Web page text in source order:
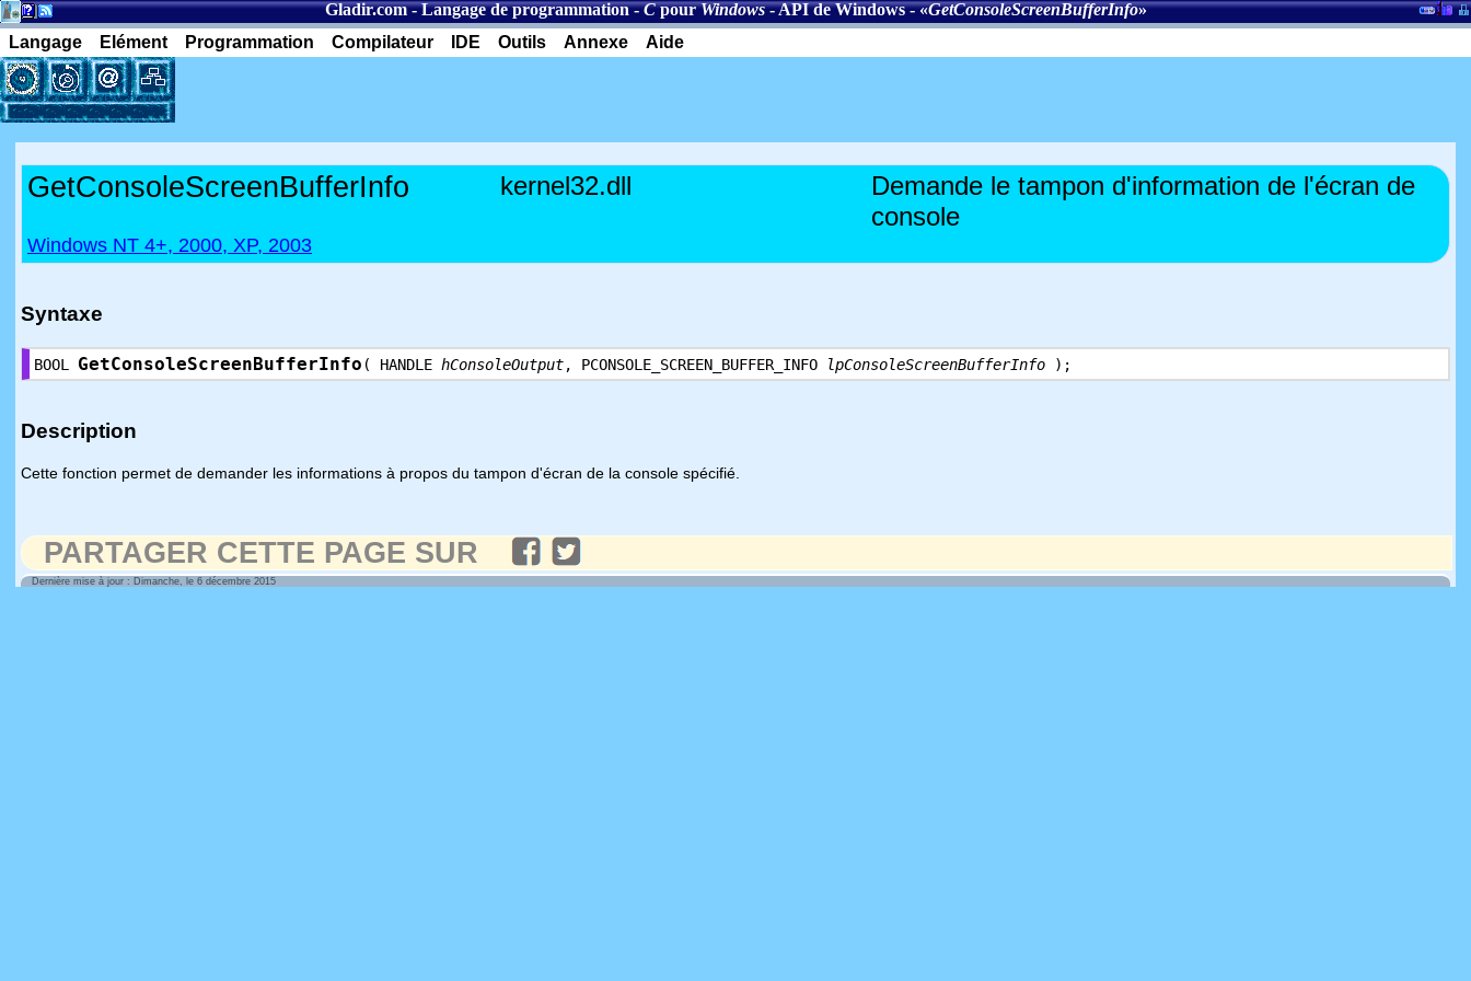
Gladir.com-Langage de programmation-CpourWindows-API de Windows- «GetConsoleScreenBufferInfo»
Langage
Elément Programmation Compilateur IDE Outils Annexe Aide
GetConsoleScreenBufferInfo kernel32.dll
Demande le tampon d'information de l'écran de
console
Windows NT 4+, 2000, XP, 2003
Syntaxe
BOOL GetConsoleScreenBufferInfo ( HANDLE hConsoleOutput, PCONSOLE_SCREEN_BUFFER_INFO lpConsoleScreenBufferInfo );
Description
Cette fonction permet de demander les informations à propos du tampon d'écran de la console spécifié.
PARTAGER CETTE PAGE SUR
Dernière mise à jour : Dimanche, le 6 décembre 2015